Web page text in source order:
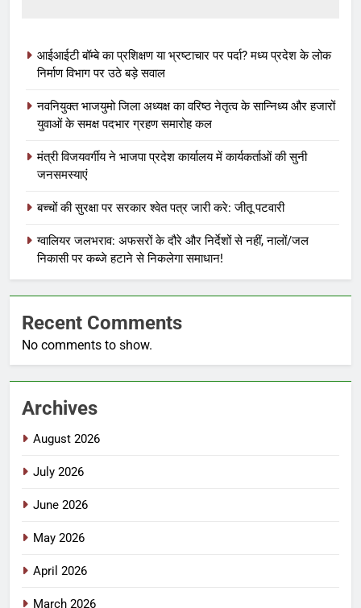
आईआईटी बॉम्बे का प्रशिक्षण या भ्रष्टाचार पर पर्दा? मध्य प्रदेश के लोक
निर्माण विभाग पर उठे बड़े सवाल
नवनियुक्त भाजयुमो जिला अध्यक्ष का वरिष्ठ नेतृत्व के सान्निध्य और हजारों
युवाओं के समक्ष पदभार ग्रहण समारोह कल
मंत्री विजयवर्गीय ने भाजपा प्रदेश कार्यालय में कार्यकर्ताओं की सुनी
जनसमस्याएं
बच्चों की सुरक्षा पर सरकार श्वेत पत्र जारी करे: जीतू पटवारी
ग्वालियर जलभराव: अफसरों के दौरे और निर्देशों से नहीं, नालों/जल
निकासी पर कब्जे हटाने से निकलेगा समाधान!
Recent Comments
No comments to show.
Archives
August 2026
July 2026
June 2026
May 2026
April 2026
March 2026